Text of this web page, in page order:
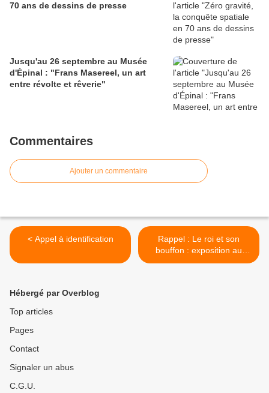
70 ans de dessins de presse
Jusqu'au 26 septembre au Musée
d'Épinal : "Frans Masereel, un art
entre révolte et rêverie"
Commentaires
Ajouter un commentaire
< Appel à identification
Rappel : Le roi et son
bouffon : exposition au
Centre Wallonie-Bruxelles à
Hébergé par Overblog
Top articles
Pages
Contact
Signaler un abus
C.G.U.